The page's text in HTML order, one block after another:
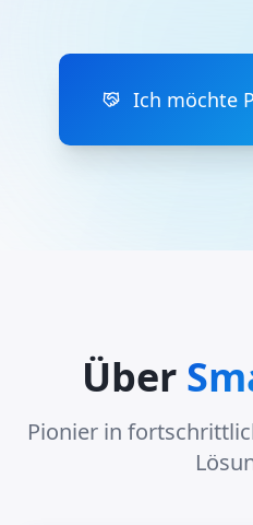
Ich möchte
Über
Pionier in